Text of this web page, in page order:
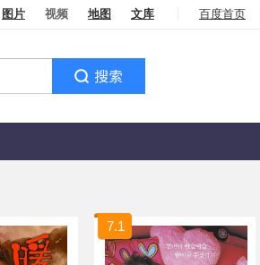
百度首页
图片 视频 地图 文库
7.1